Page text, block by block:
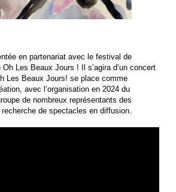
en partenariat avec le festival de
Oh Les Beaux Jours !
Il s’agira d’un concert
Les Beaux Jours! se place comme
avec l’organisation en 2024 du
de nombreux représentants des
de spectacles en diffusion.